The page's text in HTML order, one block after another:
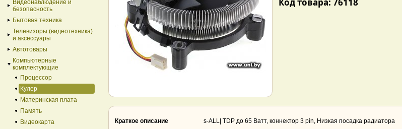
Краткое описание s-ALL| TDP до 65 Ватт, коннектор 3 pin, Низкая посадка радиатора
Видеонаблюдение и
безопасность
Бытовая техника
Телевизоры (видеотехника)
и аксессуары
Автотовары
Компьютерные
комплектующие
Процессор
Кулер
Материнская плата
Память
Видеокарта